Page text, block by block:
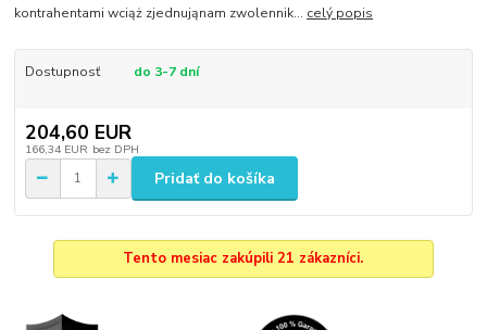
kontrahentami wciąż zjednująnam zwolennik... celý popis
Dostupnosť do 3-7 dní
204,60 EUR
166,34 EUR bez DPH
Pridať do košíka
Tento mesiac zakúpili 21 zákazníci.